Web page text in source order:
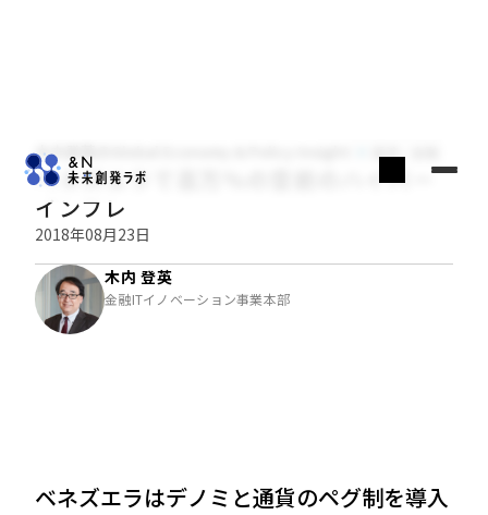
木内登英のGlobal Economy & Policy Insight
ベネズエラで百万％の空前のハイパー
インフレ
2018年08月23日
木内 登英
金融ITイノベーション事業本部
ベネズエラはデノミと通貨のペグ制を導入